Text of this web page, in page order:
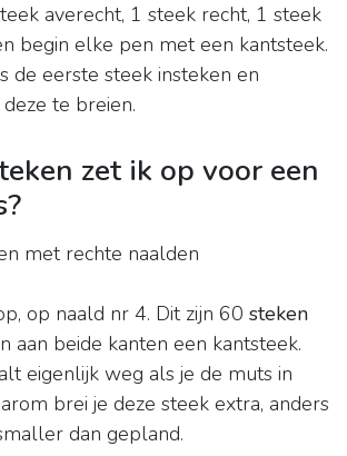
averecht, 1 steek recht, 1 steek
begin elke pen met een kantsteek.
de eerste steek insteken en
te breien.
zet ik op voor een
met rechte naalden
op naald nr 4. Dit zijn 60 steken
aan beide kanten een kantsteek.
eigenlijk weg als je de muts in
brei je deze steek extra, anders
dan gepland.